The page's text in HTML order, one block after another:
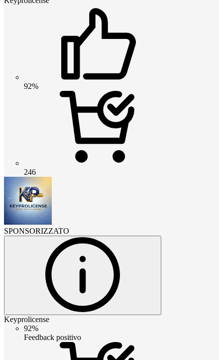
92%
246
SPONSORIZZATO
Keyprolicense
92%
Feedback positivo